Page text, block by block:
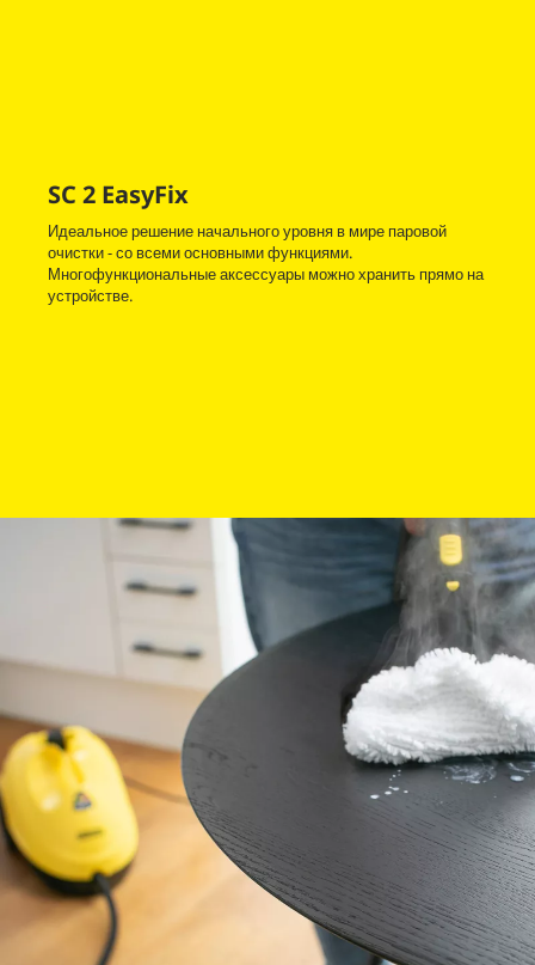
SC 2 EasyFix
Идеальное решение начального уровня в мире паровой
очистки - со всеми основными функциями.
Многофункциональные аксессуары можно хранить прямо на
устройстве.